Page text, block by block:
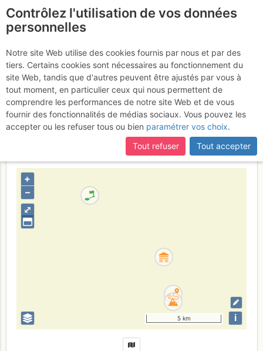
Grandes Jorasses -
Pointe Walker : Goulotte
MacIntyre de gauche (ou
petite MacIntyre)
Haute-Savoie Mont-Blanc
⤢
+
–
5 km i
Contrôlez l'utilisation de vos données
personnelles
Notre site Web utilise des cookies fournis par nous et par des
tiers. Certains cookies sont nécessaires au fonctionnement du
site Web, tandis que d'autres peuvent être ajustés par vous à
tout moment, en particulier ceux qui nous permettent de
comprendre les performances de notre site Web et de vous
fournir des fonctionnalités de médias sociaux. Vous pouvez les
accepter ou les refuser tous ou bien paramétrer vos choix.
Tout refuser
Tout accepter